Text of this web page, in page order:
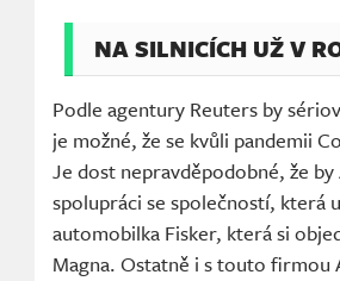
NA SILNICÍCH UŽ V
Podle agentury Reuters by
je možné, že se kvůli pandemii
Je dost nepravděpodobné, že
spolupráci se společností, která
automobilka Fisker, která si
Magna. Ostatně i s touto firmou